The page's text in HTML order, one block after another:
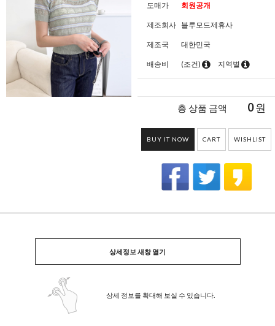
도매가 회원공개
제조회사 블루모드제휴사
제조국 대한민국
배송비 (조건) 지역별
총 상품 금액 0원
BUY IT NOW CART WISHLIST
상세정보 새창 열기
상세 정보를 확대해 보실 수 있습니다.